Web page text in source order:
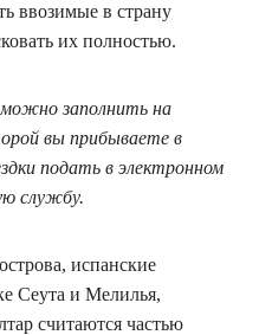
ввозимые в страну
их полностью.
можно заполнить на
вы прибываете в
подать в электронном
службу.
испанские
Сеута и Мелилья,
считаются частью